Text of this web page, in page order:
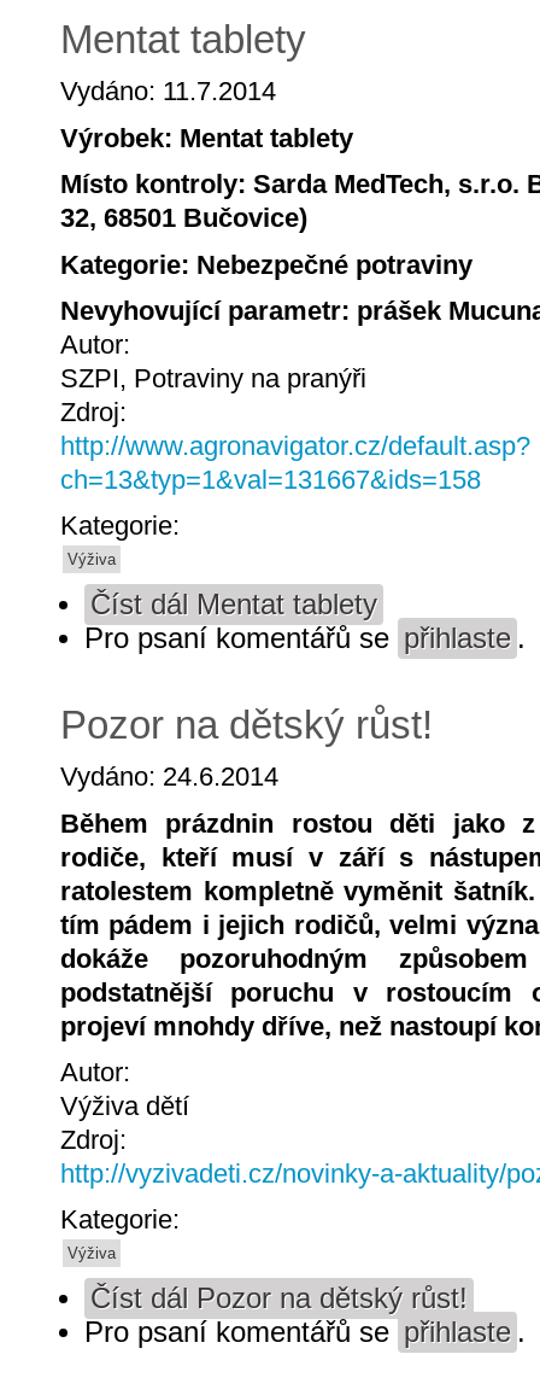
Mentat tablety
Vydáno: 11.7.2014
Výrobek: Mentat tablety
Místo kontroly: Sarda MedTech, s.r.o.
32, 68501 Bučovice)
Kategorie: Nebezpečné potraviny
Nevyhovující parametr: prášek
Autor:
SZPI, Potraviny na pranýři
Zdroj:
http://www.agronavigator.cz/default.asp?
ch=13&typ=1&val=131667&ids=158
Kategorie:
Výživa
Číst dál Mentat tablety
Pro psaní komentářů se přihlaste .
Pozor na dětský růst!
Vydáno: 24.6.2014
Během prázdnin rostou děti jako
rodiče, kteří musí v září s
ratolestem kompletně vyměnit
tím pádem i jejich rodičů, velmi
dokáže pozoruhodným
podstatnější poruchu v rostoucím
projeví mnohdy dříve, než nastoupí
Autor:
Výživa dětí
Zdroj:
http://vyzivadeti.cz/novinky-a-aktuality/
Kategorie:
Výživa
Číst dál Pozor na dětský růst!
Pro psaní komentářů se přihlaste .